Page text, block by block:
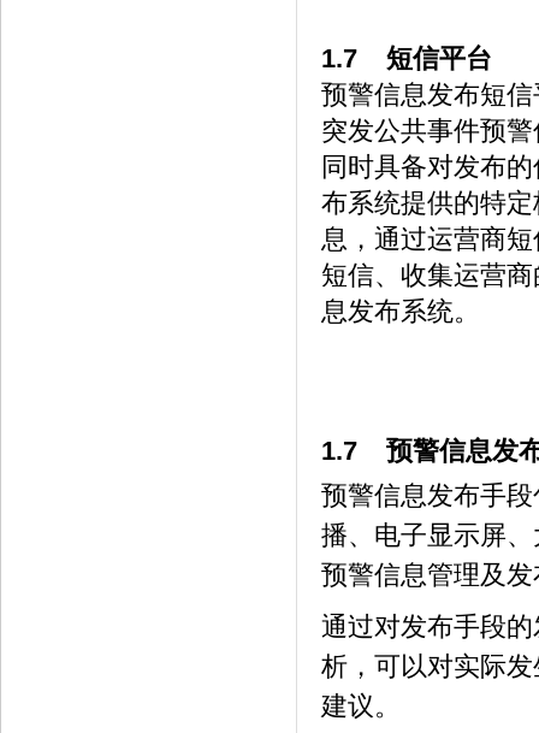
1.7 短信平台
预警信息发布短
突发公共事件预
同时具备对发布
布系统提供的特
息，通过运营商
短信、收集运营
息发布系统。
1.7 预警信息发
预警信息发布手
播、电子显示屏
预警信息管理及
通过对发布手段
析，可以对实际
建议。